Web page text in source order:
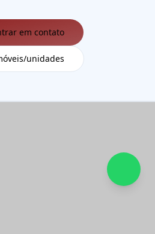
em contato
unidades